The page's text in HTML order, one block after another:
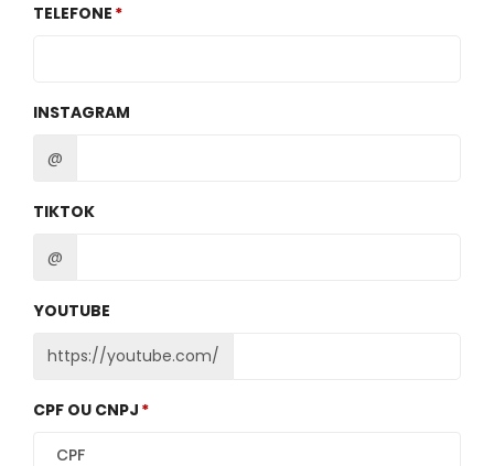
TELEFONE
INSTAGRAM
@
TIKTOK
@
YOUTUBE
https://youtube.com/
CPF OU CNPJ